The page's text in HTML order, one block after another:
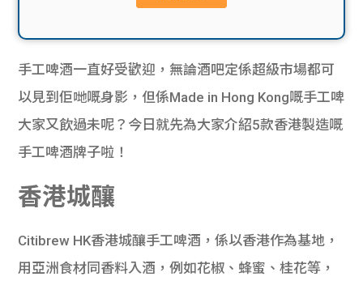
私人
貸款
計數
Gui
理財
Gui
手工啤酒一直好受歡迎，無論酒吧定係超級市場都可
以見到佢哋嘅身影，但係Made in Hong Kong嘅手工啤
大家又飲過未呢？今日就先為大家介紹5款香港製造嘅
手工啤酒牌子啦！
香港城釀
Citibrew HK香港城釀手工啤酒，係以香港作為基地，
用亞洲食材同香料入酒，例如花椒、蜂蜜、桂花等，